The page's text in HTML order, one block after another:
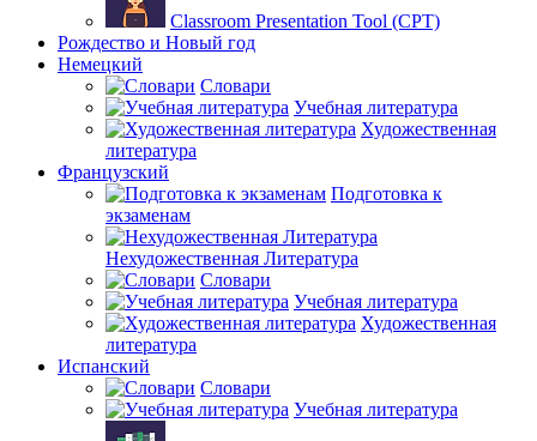
Classroom Presentation Tool (CPT)
Рождество и Новый год
Немецкий
Словари
Учебная литература
Художественная
литература
Французский
Подготовка к
экзаменам
Нехудожественная Литература
Словари
Учебная литература
Художественная
литература
Испанский
Словари
Учебная литература